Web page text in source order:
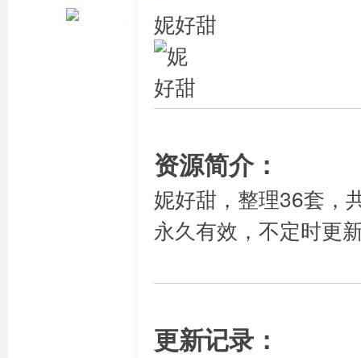
妮好甜
资源简介：
妮好甜，整理36套，
永久有效，不定时更
更新记录：